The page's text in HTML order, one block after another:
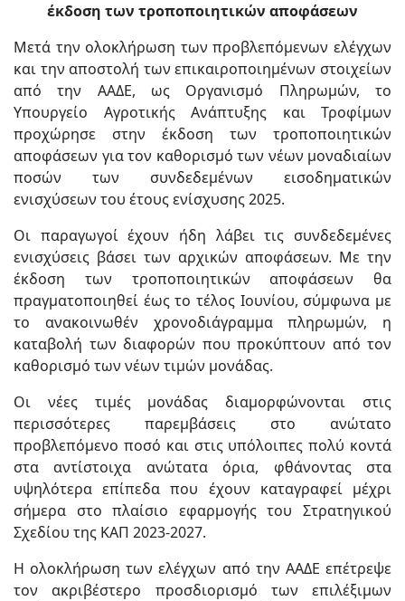
έκδοση των τροποποιητικών αποφάσεων
Μετά την ολοκλήρωση των προβλεπόμενων ελέγχων
και την αποστολή των επικαιροποιημένων στοιχείων
από την ΑΑΔΕ, ως Οργανισμό Πληρωμών, το
Υπουργείο Αγροτικής Ανάπτυξης και Τροφίμων
προχώρησε στην έκδοση των τροποποιητικών
αποφάσεων για τον καθορισμό των νέων μοναδιαίων
ποσών των συνδεδεμένων εισοδηματικών
ενισχύσεων του έτους ενίσχυσης 2025.
Οι παραγωγοί έχουν ήδη λάβει τις συνδεδεμένες
ενισχύσεις βάσει των αρχικών αποφάσεων. Με την
έκδοση των τροποποιητικών αποφάσεων θα
πραγματοποιηθεί έως το τέλος Ιουνίου, σύμφωνα με
το ανακοινωθέν χρονοδιάγραμμα πληρωμών, η
καταβολή των διαφορών που προκύπτουν από τον
καθορισμό των νέων τιμών μονάδας.
Οι νέες τιμές μονάδας διαμορφώνονται στις
περισσότερες παρεμβάσεις στο ανώτατο
προβλεπόμενο ποσό και στις υπόλοιπες πολύ κοντά
στα αντίστοιχα ανώτατα όρια, φθάνοντας στα
υψηλότερα επίπεδα που έχουν καταγραφεί μέχρι
σήμερα στο πλαίσιο εφαρμογής του Στρατηγικού
Σχεδίου της ΚΑΠ 2023-2027.
Η ολοκλήρωση των ελέγχων από την ΑΑΔΕ επέτρεψε
τον ακριβέστερο προσδιορισμό των επιλέξιμων